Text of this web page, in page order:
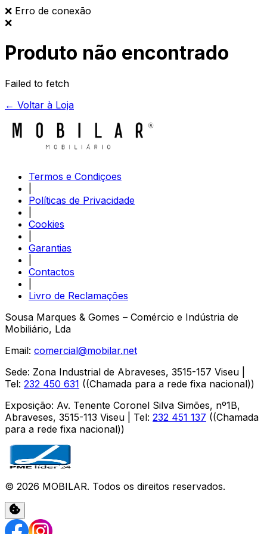
❌ Erro de conexão
❌
Produto não encontrado
Failed to fetch
← Voltar à Loja
Termos e Condiçoes
Políticas de Privacidade
Cookies
Garantias
Contactos
Livro de Reclamações
Sousa Marques & Gomes – Comércio e Indústria de
Mobiliário, Lda
Email: comercial@mobilar.net
Sede: Zona Industrial de Abraveses, 3515-157 Viseu
Tel: 232 450 631 ((Chamada para a rede fixa nacional))
Exposição: Av. Tenente Coronel Silva Simões, nº1B,
Abraveses, 3515-113 Viseu | Tel: 232 451 137 ((Chamada
para a rede fixa nacional))
© 2026 MOBILAR. Todos os direitos reservados.